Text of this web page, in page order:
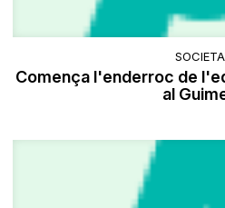
Comença l'enderroc de
al